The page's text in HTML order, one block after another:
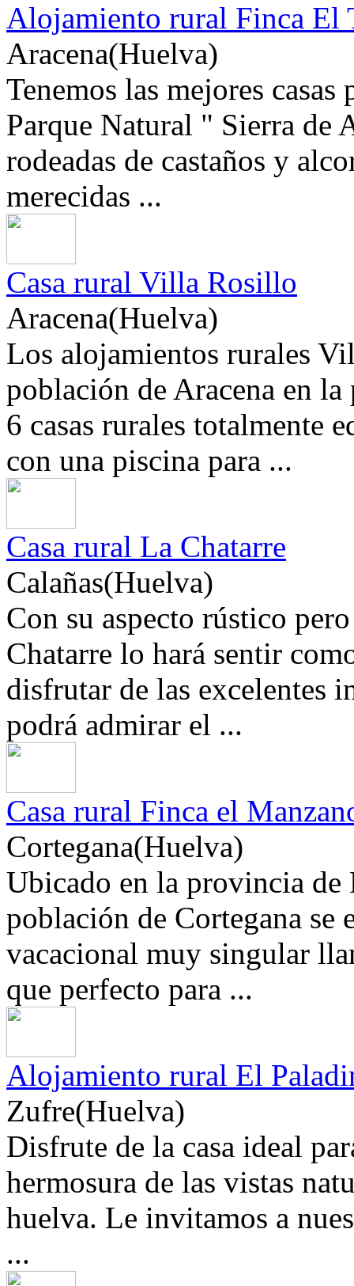
Alojamiento rural Finca El
Aracena(Huelva)
Tenemos las mejores
Parque Natural " Sierra de
rodeadas de castaños y
merecidas ...
Casa rural Villa Rosillo
Aracena(Huelva)
Los alojamientos rurales
población de Aracena en
6 casas rurales totalmente
con una piscina para ...
Casa rural La Chatarre
Calañas(Huelva)
Con su aspecto rústico
Chatarre lo hará sentir
disfrutar de las excelentes
podrá admirar el ...
Casa rural Finca el
Cortegana(Huelva)
Ubicado en la provincia de
población de Cortegana se
vacacional muy singular
que perfecto para ...
Alojamiento rural El
Zufre(Huelva)
Disfrute de la casa ideal
hermosura de las vistas
huelva. Le invitamos a
...